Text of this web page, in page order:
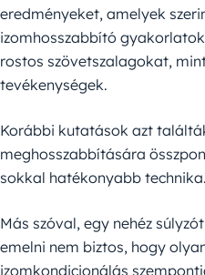
eredményeket, amelyek
izomhosszabbító
rostos szövetszalagokat,
tevékenységek.
Korábbi kutatások azt
meghosszabbítására
sokkal hatékonyabb technika.
Más szóval, egy nehéz
emelni nem biztos, hogy
izomkondicionálás